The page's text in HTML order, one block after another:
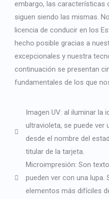
embargo, las características
siguen siendo las mismas.
licencia de conducir en los
hecho posible gracias a
excepcionales y nuestra
continuación se presentan
fundamentales de los que
Imagen UV: al iluminar la
ultravioleta, se puede ver
desde el nombre del
titular de la tarjeta.
Microimpresión: Son
pueden ver con una lupa.
elementos más difíciles